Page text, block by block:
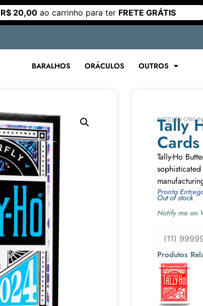
R$ 20,00ao carrinho para ter FRETE GRÁTIS
BARALHOS ORÁCULOS OUTROS
PRODUTO
Tally
Cards
Tally-Ho
Pronta
Out of stock
Notify me on
Produtos